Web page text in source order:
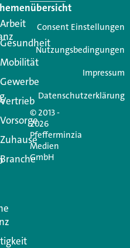
Alles, was
macht. Mit nur einem
veröffentlicht.
Arbeit
Gesundheit
Mobilität
Gewerbe
Vertrieb
Vorsorge
Zuhause
Branche
© 2013 -
2026
Pfefferminzia
Medien
GmbH
Consent Einstellungen
Nutzungsbedingungen
Impressum
Datenschutzerklärung